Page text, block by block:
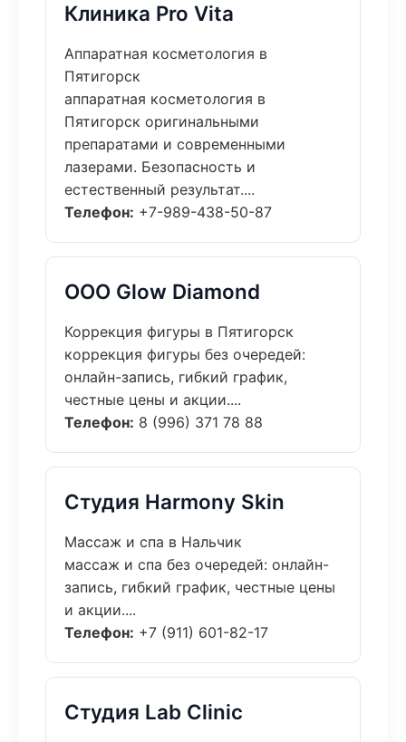
Клиника Pro Vita
Аппаратная косметология в
Пятигорск
аппаратная косметология в
Пятигорск оригинальными
препаратами и современными
лазерами. Безопасность и
естественный результат....
Телефон: +7-989-438-50-87
ООО Glow Diamond
Коррекция фигуры в Пятигорск
коррекция фигуры без очередей:
онлайн-запись, гибкий график,
честные цены и акции....
Телефон: 8 (996) 371 78 88
Студия Harmony Skin
Массаж и спа в Нальчик
массаж и спа без очередей: онлайн-
запись, гибкий график, честные цены
и акции....
Телефон: +7 (911) 601-82-17
Студия Lab Clinic